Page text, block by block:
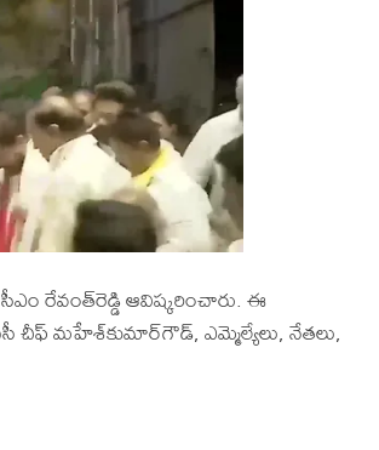
సీఎం రేవంత్​రెడ్డి ఆవిష్కరించారు. ఈ
చీఫ్​ మహేశ్​కుమార్​గౌడ్​​, ఎమ్మెల్యేలు, నేతలు,​